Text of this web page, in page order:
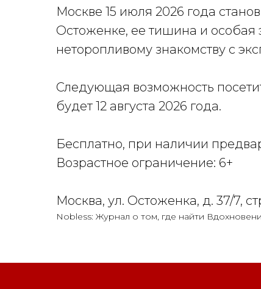
Москве 15 июля 2026 года
Остоженке, ее тишина и особая
неторопливому знакомству с
Следующая возможность
будет 12 августа 2026 года.
Бесплатно, при наличии
Возрастное ограничение: 6+
Москва, ул. Остоженка, д. 37/7,
Nobless: Журнал о том, где найти